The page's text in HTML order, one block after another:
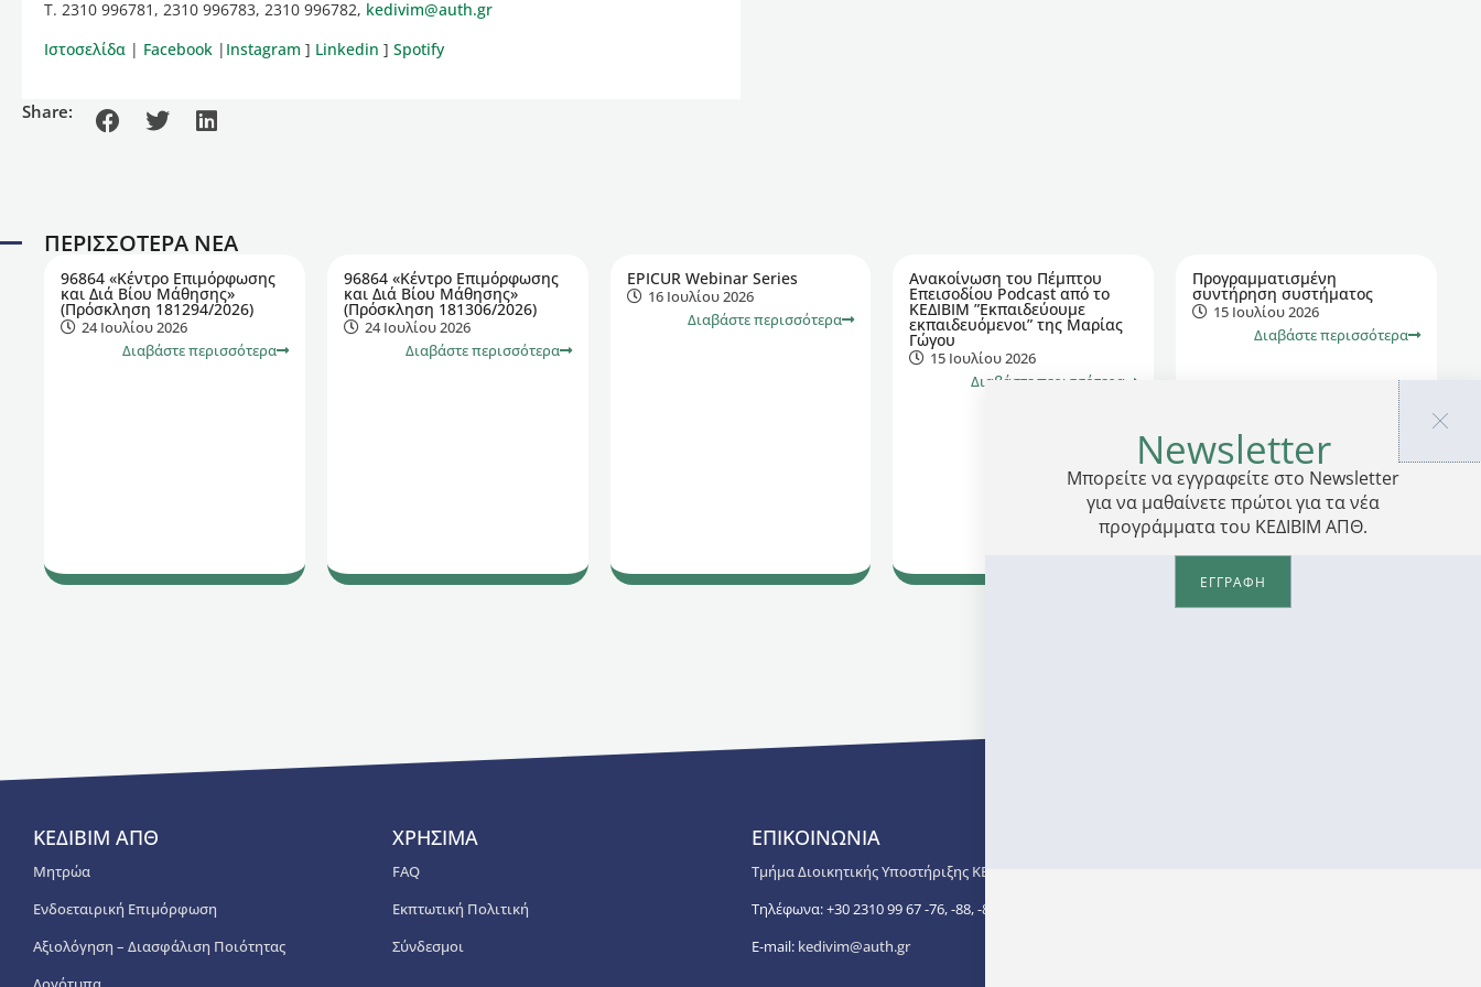
Τ. 2310 996781, 2310 996783, 2310 996782, kedivim@auth.gr
Ιστοσελίδα | Facebook | Instagram ] Linkedin ] Spotify
Share:
ΠΕΡΙΣΣΟΤΕΡΑ ΝΕΑ
96864 «Κέντρο Επιμόρφωσης
και Διά Βίου Μάθησης»
(Πρόσκληση 181294/2026)
24 Ιουλίου 2026
Διαβάστε περισσότερα
96864 «Κέντρο Επιμόρφωσης
και Διά Βίου Μάθησης»
(Πρόσκληση 181306/2026)
24 Ιουλίου 2026
Διαβάστε περισσότερα
EPICUR Webinar Series
16 Ιουλίου 2026
Διαβάστε περισσότερα
Ανακοίνωση του Πέμπτου
Επεισοδίου Podcast από το
ΚΕΔΙΒΙΜ ”Εκπαιδεύουμε
εκπαιδευόμενοι” της Μαρίας
Γώγου
15 Ιουλίου 2026
Διαβάστε περισσότερα
Προγραμματισμένη
συντήρηση συστήματος
15 Ιουλίου 2026
Διαβάστε περισσότερα
ΚΕΔΙΒΙΜ ΑΠΘ
Μητρώα
Ενδοεταιρική Επιμόρφωση
Αξιολόγηση – Διασφάλιση Ποιότητας
ΧΡΗΣΙΜΑ
FAQ
Εκπτωτική Πολιτική
Σύνδεσμοι
ΕΠΙΚΟΙΝΩΝΙΑ
Τμήμα Διοικητικής Υποστήριξης ΚΕΔΙΒΙΜ ΑΠΘ
Τηλέφωνα: +30 2310 99 67 -76, -88, -82, -83, -81
E-mail: kedivim@auth.gr
Newsletter
Μπορείτε να εγγραφείτε στο Newsletter
για να μαθαίνετε πρώτοι για τα νέα
προγράμματα του ΚΕΔΙΒΙΜ ΑΠΘ.
ΕΓΓΡΑΦΗ